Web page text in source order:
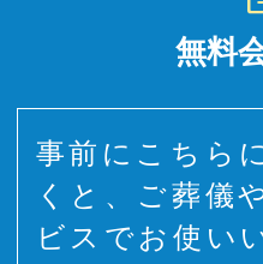
無料
事前にこちら
くと、ご葬儀
ビスでお使い